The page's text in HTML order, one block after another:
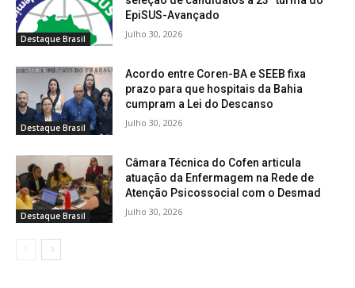
Destaque Brasil
EpiSUS-Avançado
Julho 30, 2026
Destaque Brasil
Acordo entre Coren-BA e SEEB fixa
prazo para que hospitais da Bahia
cumpram a Lei do Descanso
Julho 30, 2026
Destaque Brasil
Câmara Técnica do Cofen articula
atuação da Enfermagem na Rede de
Atenção Psicossocial com o Desmad
Julho 30, 2026